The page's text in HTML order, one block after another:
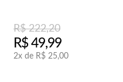
R$222,20
R$49,99
2x de R$ 25,00